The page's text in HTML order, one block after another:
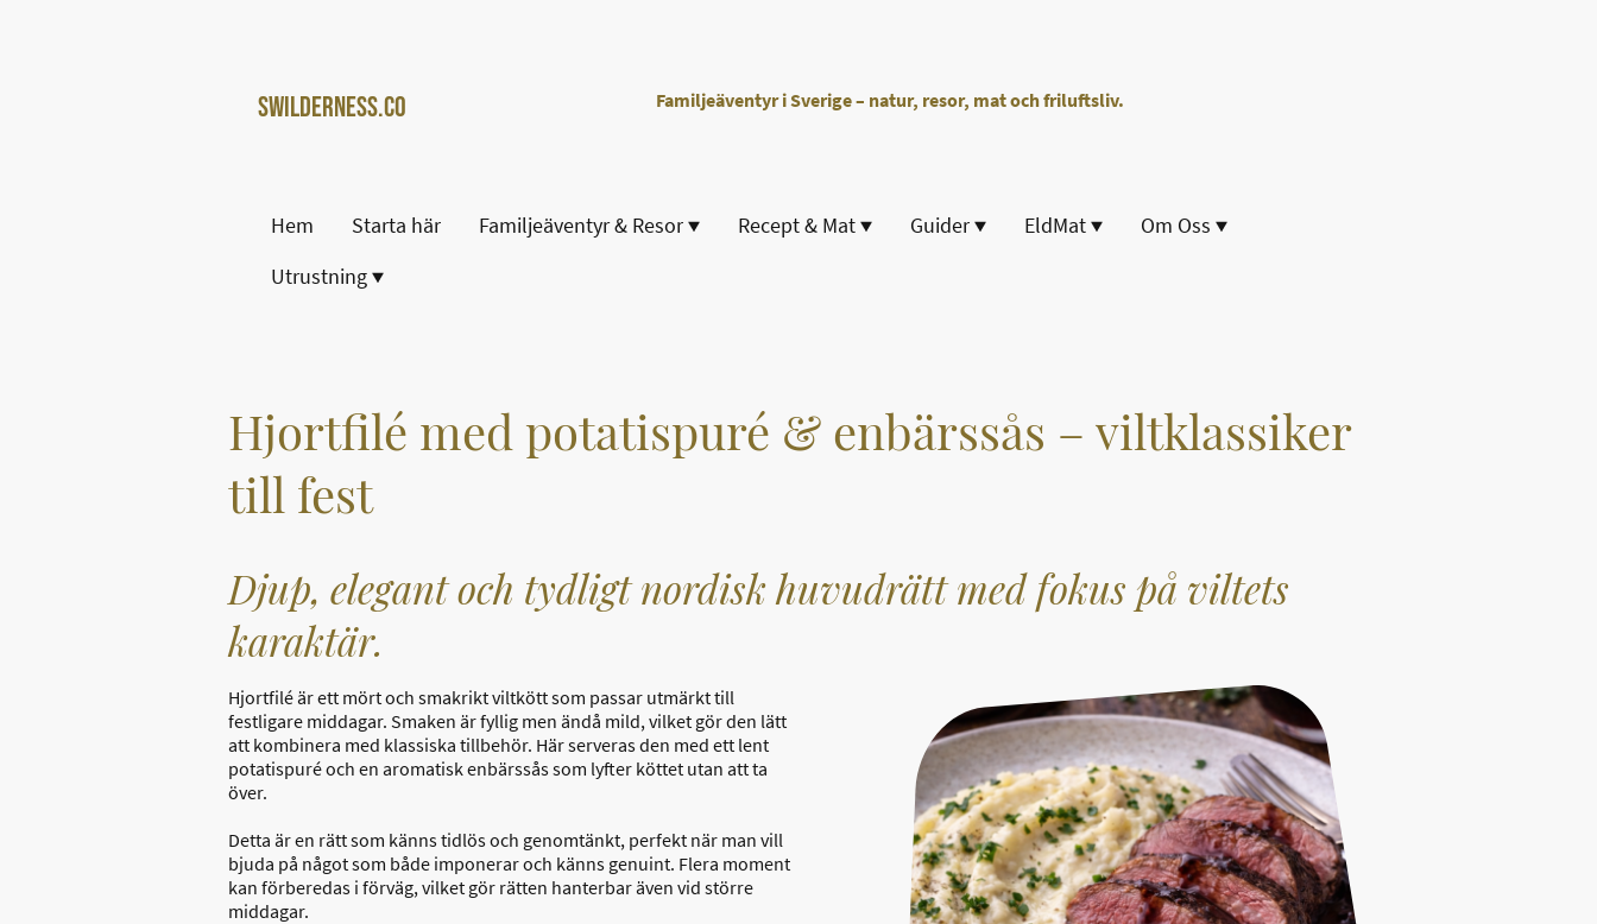
Swilderness.co
Familjeäventyr i Sverige – natur, resor, mat och friluftsliv.
Hem Starta här Familjeäventyr & Resor Recept & Mat Guider EldMat
Om Oss
Utrustning
Hjortfilé med potatispuré & enbärssås – viltklassiker
till fest
Djup, elegant och tydligt nordisk huvudrätt med fokus på viltets
karaktär.
Hjortfilé är ett mört och smakrikt viltkött som passar utmärkt till
festligare middagar. Smaken är fyllig men ändå mild, vilket gör den lätt
att kombinera med klassiska tillbehör. Här serveras den med ett lent
potatispuré och en aromatisk enbärssås som lyfter köttet utan att ta
över.
Detta är en rätt som känns tidlös och genomtänkt, perfekt när man vill
bjuda på något som både imponerar och känns genuint. Flera moment
kan förberedas i förväg, vilket gör rätten hanterbar även vid större
middagar.